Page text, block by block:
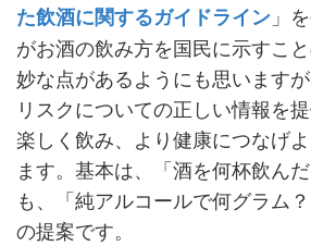
た飲酒に関するガイドライン 」
がお酒の飲み方を国民に示すこ
妙な点があるようにも思います
リスクについての正しい情報を
楽しく飲み、より健康につなげ
ます。基本は、「酒を何杯飲ん
も、「純アルコールで何グラム
の提案です。